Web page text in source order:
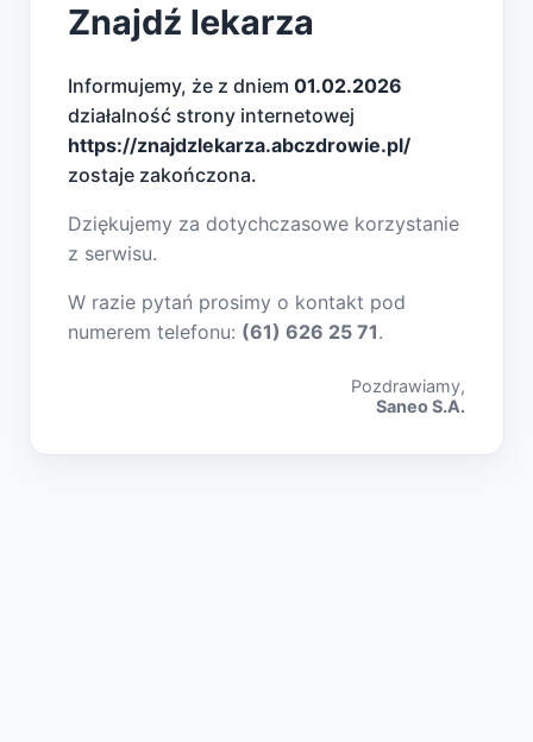
Znajdź lekarza
Informujemy, że z dniem 01.02.2026
działalność strony internetowej
https://znajdzlekarza.abczdrowie.pl/
zostaje zakończona.
Dziękujemy za dotychczasowe korzystanie
z serwisu.
W razie pytań prosimy o kontakt pod
numerem telefonu: (61) 626 25 71.
Pozdrawiamy,
Saneo S.A.